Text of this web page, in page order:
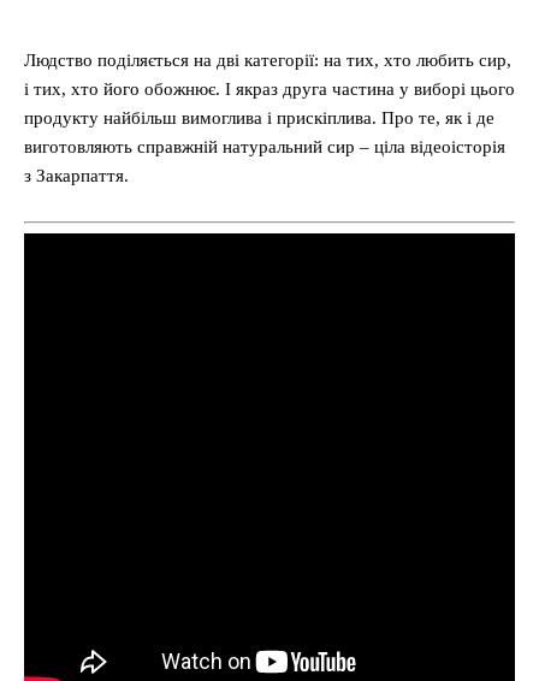
Людство поділяється на дві категорії: на тих, хто любить сир,
і тих, хто його обожнює. І якраз друга частина у виборі цього
продукту найбільш вимоглива і прискіплива. Про те, як і де
виготовляють справжній натуральний сир – ціла відеоісторія
з Закарпаття.